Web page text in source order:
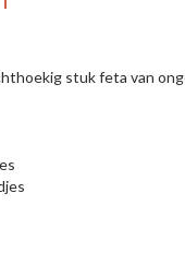
stuk feta van